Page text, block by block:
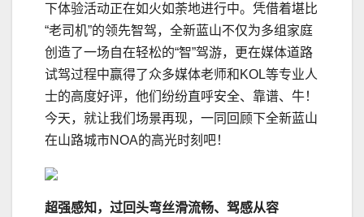
下体验活动正在如火如荼地进行中。凭借着堪比
“老司机”的领先智驾，全新蓝山不仅为多组家庭
创造了一场自在轻松的“智”驾游，更在媒体道路
试驾过程中赢得了众多媒体老师和KOL等专业人
士的高度好评，他们纷纷直呼安全、靠谱、牛！
今天，就让我们场景再现，一同回顾下全新蓝山
在山路城市NOA的高光时刻吧！
超强感知，过回头弯丝滑流畅、驾感从容